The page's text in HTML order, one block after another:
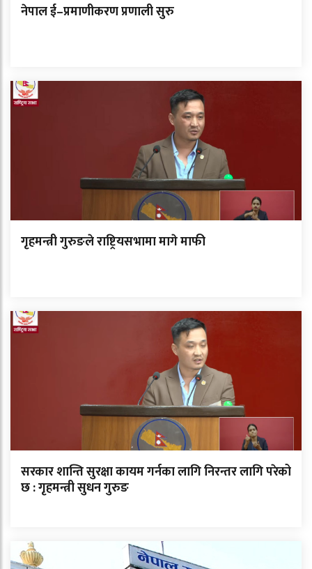
नेपाल ई–प्रमाणीकरण प्रणाली सुरु
गृहमन्त्री गुरुङले राष्ट्रियसभामा मागे माफी
सरकार शान्ति सुरक्षा कायम गर्नका लागि निरन्तर लागि परेको
छ : गृहमन्त्री सुधन गुरुङ